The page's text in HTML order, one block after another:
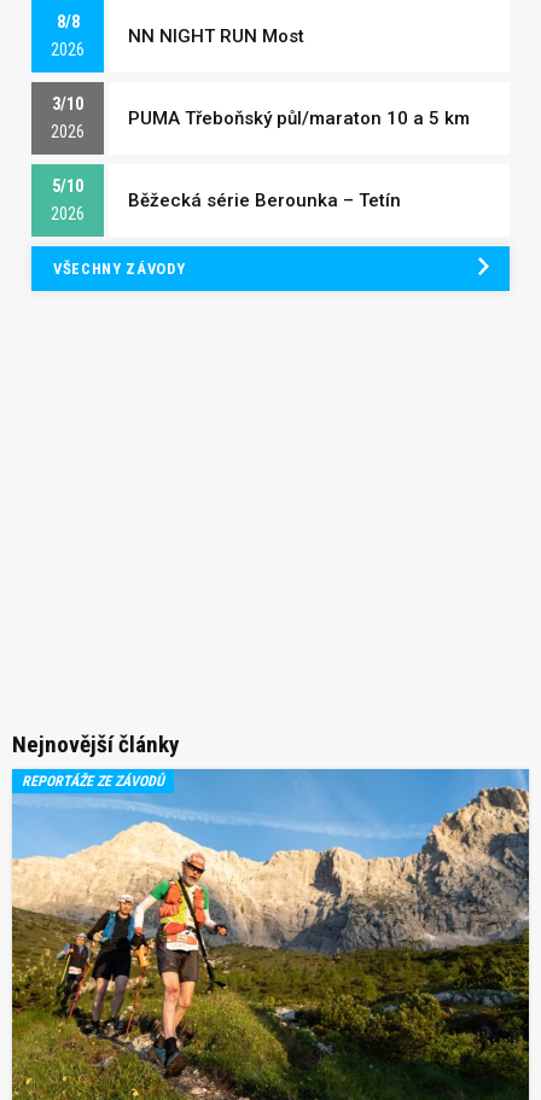
8/8
2026
NN NIGHT RUN Most
3/10
2026
PUMA Třeboňský půl/maraton 10 a 5 km
5/10
2026
Běžecká série Berounka – Tetín
VŠECHNY ZÁVODY
Nejnovější články
REPORTÁŽE ZE ZÁVODŮ